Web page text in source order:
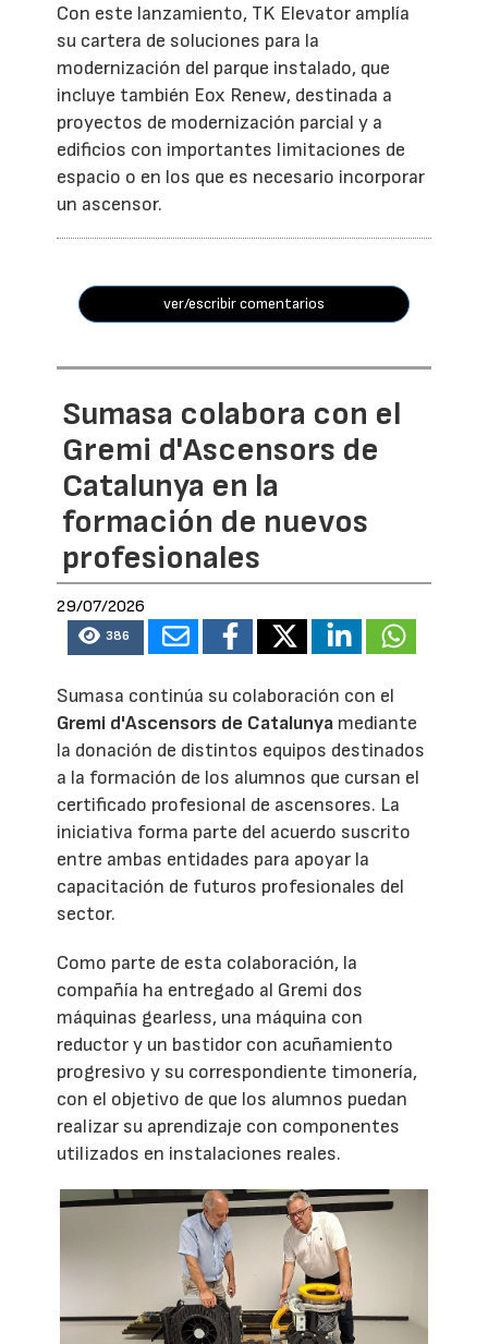
Con este lanzamiento, TK Elevator amplía
su cartera de soluciones para la
modernización del parque instalado, que
incluye también Eox Renew, destinada a
proyectos de modernización parcial y a
edificios con importantes limitaciones de
espacio o en los que es necesario incorporar
un ascensor.
ver/escribir comentarios
Sumasa colabora con el
Gremi d'Ascensors de
Catalunya en la
formación de nuevos
profesionales
29/07/2026
386
Sumasa continúa su colaboración con el
Gremi d'Ascensors de Catalunya mediante
la donación de distintos equipos destinados
a la formación de los alumnos que cursan el
certificado profesional de ascensores. La
iniciativa forma parte del acuerdo suscrito
entre ambas entidades para apoyar la
capacitación de futuros profesionales del
sector.
Como parte de esta colaboración, la
compañía ha entregado al Gremi dos
máquinas gearless, una máquina con
reductor y un bastidor con acuñamiento
progresivo y su correspondiente timonería,
con el objetivo de que los alumnos puedan
realizar su aprendizaje con componentes
utilizados en instalaciones reales.